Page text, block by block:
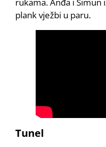
rukama. Anđa i
plank vježbi u paru.
Tunel